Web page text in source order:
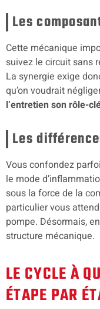
Les
Cette mécanique
suivez le circuit sans
La synergie exige
qu’on voudrait
l’entretien son rôle-
Les
Vous confondez
le mode
sous la force de la
particulier vous
pompe. Désormais,
structure mécanique.
LE CYCLE À
ÉTAPE PAR